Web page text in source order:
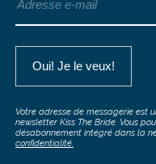
Votre adresse de messagerie est
newsletter Kiss The Bride. Vous
désabonnement intégré dans la
confidentialité.